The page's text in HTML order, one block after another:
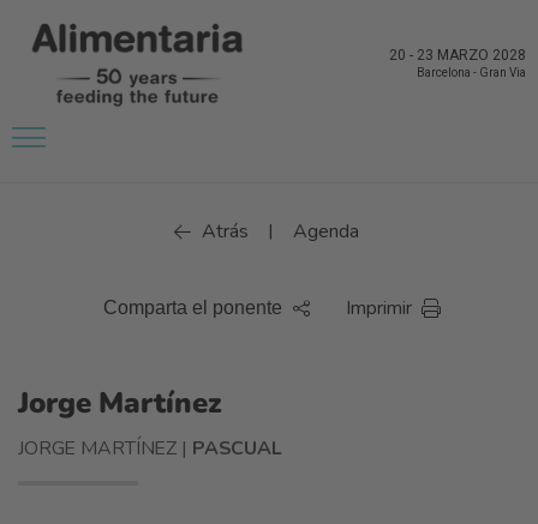
20 - 23 MARZO 2028
Barcelona - Gran Via
Atrás | Agenda
Comparta el ponente Imprimir
Jorge Martínez
JORGE MARTÍNEZ | PASCUAL